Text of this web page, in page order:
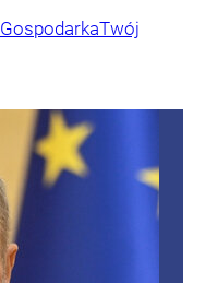
GospodarkaTwój